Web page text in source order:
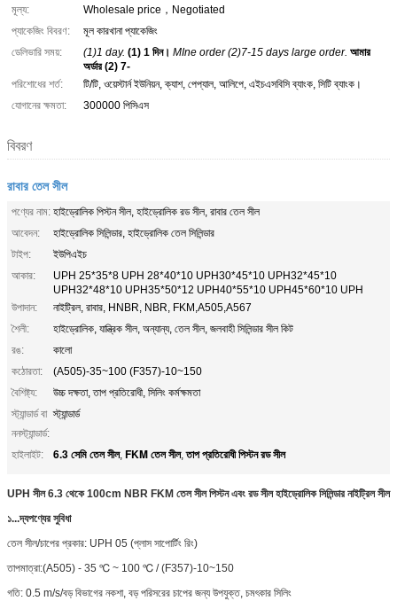
মূল্য:
Wholesale price，Negotiated
প্যাকেজিং বিবরণ:
মূল কারখানা প্যাকেজিং
ডেলিভারি সময়:
(1)1 day. (1) 1 দিন। MIne order (2)7-15 days large order. আমার
অর্ডার (2) 7-
পরিশোধের শর্ত:
টি/টি, ওয়েস্টার্ন ইউনিয়ন, ক্যাশ, পেপ্যাল, আলিপে, এইচএসবিসি ব্যাংক, সিটি ব্যাংক।
যোগানের ক্ষমতা:
300000 পিসিএস
বিবরণ
রাবার তেল সীল
পণ্যের নাম: হাইড্রোলিক পিস্টন সীল, হাইড্রোলিক রড সীল, রাবার তেল সীল
আবেদন:
হাইড্রোলিক সিলিন্ডার, হাইড্রোলিক তেল সিলিন্ডার
টাইপ:
ইউপিএইচ
আকার:
UPH 25*35*8 UPH 28*40*10 UPH30*45*10 UPH32*45*10
UPH32*48*10 UPH35*50*12 UPH40*55*10 UPH45*60*10 UPH
উপাদান:
নাইট্রিল, রাবার, HNBR, NBR, FKM,A505,A567
শৈলী:
হাইড্রোলিক, যান্ত্রিক সীল, অন্যান্য, তেল সীল, জলবাহী সিলিন্ডার সীল কিট
রঙ:
কালো
কঠোরতা:
(A505)-35~100 (F357)-10~150
বৈশিষ্ট্য:
উচ্চ দক্ষতা, তাপ প্রতিরোধী, সিলিং কর্মক্ষমতা
স্ট্যান্ডার্ড বা
ননস্ট্যান্ডার্ড:
স্ট্যান্ডার্ড
হাইলাইট: 6.3 সেমি তেল সীল, FKM তেল সীল,তাপ প্রতিরোধী পিস্টন রড সীল
UPH সীল 6.3 থেকে 100cm NBR FKM তেল সীল পিস্টন এবং রড সীল হাইড্রোলিক সিলিন্ডার নাইট্রিল সীল
১...দ্যপণ্যের সুবিধা
তেল সীল/চাপের প্রকার: UPH 05 (প্লাস সাপোর্টিং রিং)
তাপমাত্রা:(A505) - 35 ℃ ~ 100 ℃ / (F357)-10~150
গতি: 0.5 m/s/বড় বিভাগের নকশা, বড় পরিসরের চাপের জন্য উপযুক্ত, চমৎকার সিলিং